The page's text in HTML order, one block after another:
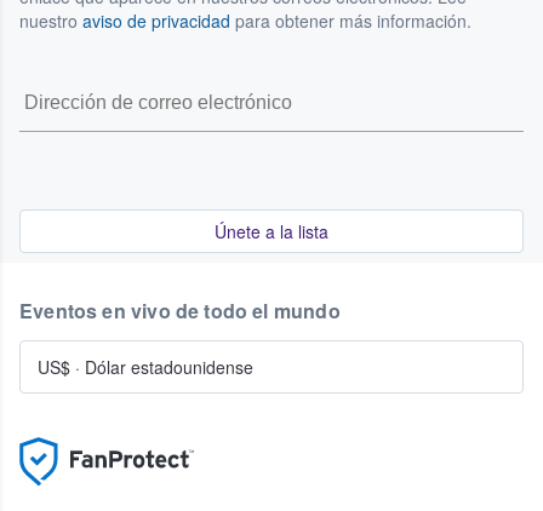
nuestro aviso de privacidad para obtener más información.
Únete a la lista
Eventos en vivo de todo el mundo
US$ · Dólar estadounidense